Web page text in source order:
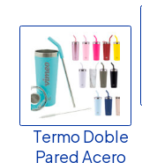
Termo Doble
Pared Acero